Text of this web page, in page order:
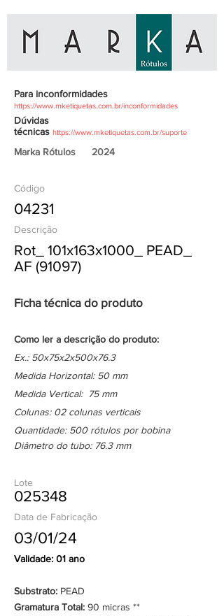
Para inconformidades
https://www.mketiquetas.com.br/inconformidades
Dúvidas
técnicas https://www.mketiquetas.com.br/suporte
Marka Rótulos 2024
Código
04231
Descrição
Rot_ 101x163x1000_ PEAD_
AF (91097)
Ficha técnica do produto
Como ler a descrição do produto:
Ex.: 50x75x2x500x76.3
Medida Horizontal: 50 mm
Medida Vertical: 75 mm
Colunas: 02 colunas verticais
Quantidade: 500 rótulos por bobina
Diâmetro do tubo: 76.3 mm
Lote
025348
Data de Fabricação
03/01/24
Validade: 01 ano
Substrato: PEAD
Gramatura Total: 90 micras **